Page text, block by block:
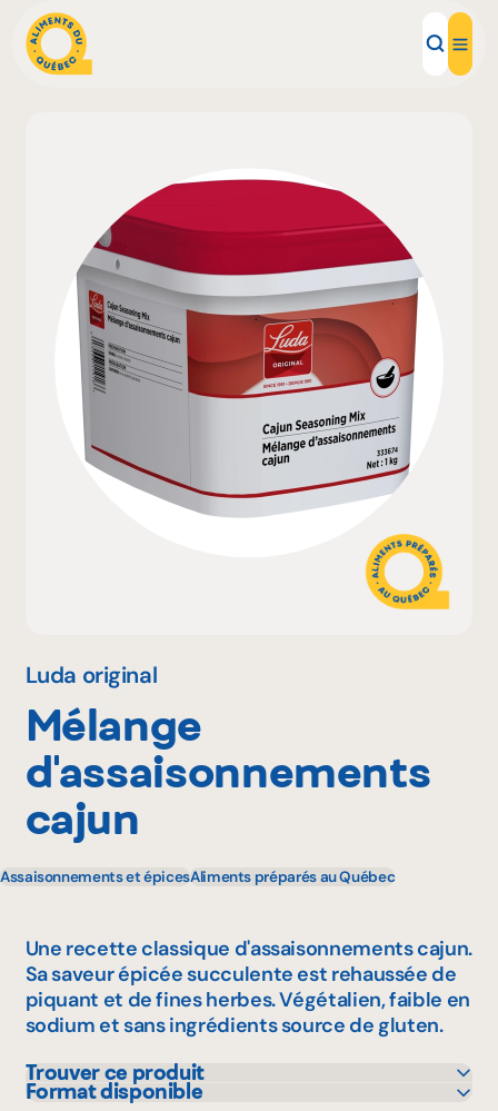
Aliments d'ici
Recettes
Inspirations d'ici
Restaurants
Institutions
À propos
Luda original
Mélange
d'assaisonnements
cajun
Assaisonnements et épicesAliments préparés au Québec
Une recette classique d'assaisonnements cajun.
Sa saveur épicée succulente est rehaussée de
piquant et de fines herbes. Végétalien, faible en
sodium et sans ingrédients source de gluten.
Trouver ce produit
Sysco
Format disponible